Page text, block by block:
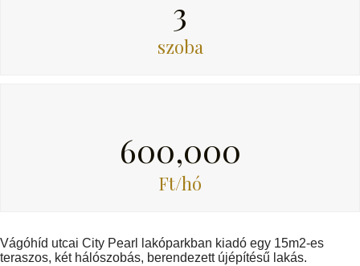
3
szoba
600,000
Ft/hó
Vágóhíd utcai City Pearl lakóparkban kiadó egy 15m2-es
teraszos, két hálószobás, berendezett újépítésű lakás.